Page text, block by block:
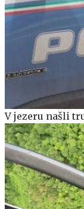
V jezeru našli